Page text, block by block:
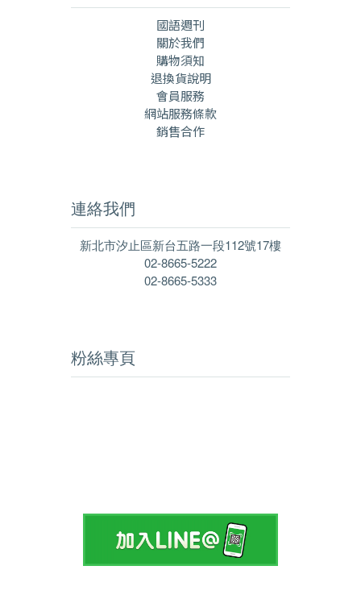
國語週刊
關於我們
購物須知
退換貨說明
會員服務
網站服務條款
銷售合作
連絡我們
新北市汐止區新台五路一段112號17樓
02-8665-5222
02-8665-5333
粉絲專頁